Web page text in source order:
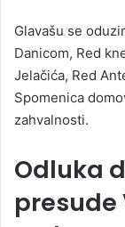
Glavašu se
Danicom, Red
Jelačića, Red
Spomenica
zahvalnosti.
Odluka
presude